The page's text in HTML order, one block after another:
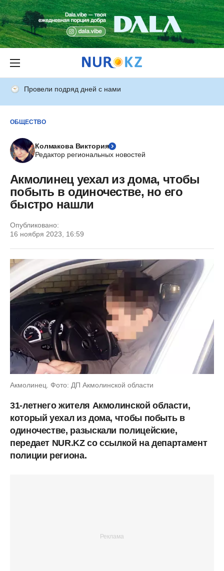
Провели подряд дней с нами
ОБЩЕСТВО
Колмакова Виктория
Редактор региональных новостей
Акмолинец уехал из дома, чтобы
побыть в одиночестве, но его
быстро нашли
Опубликовано:
16 ноября 2023, 16:59
Акмолинец. Фото: ДП Акмолинской области
31-летнего жителя Акмолинской области,
который уехал из дома, чтобы побыть в
одиночестве, разыскали полицейские,
передает NUR.KZ со ссылкой на департамент
полиции региона.